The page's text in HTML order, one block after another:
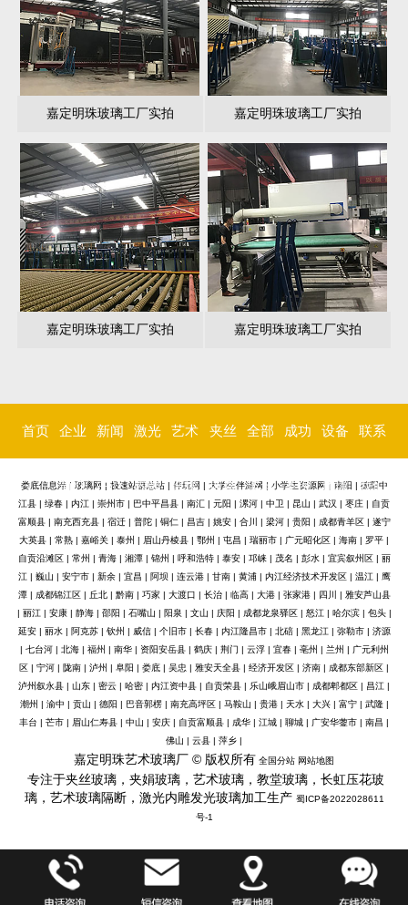
嘉定明珠玻璃工厂实拍 嘉定明珠玻璃工厂实拍
嘉定明珠玻璃工厂实拍 嘉定明珠玻璃工厂实拍
首页 企业
简介
新闻
中心
激光
内雕
艺术
玻璃
夹丝
玻璃
全部
玻璃
成功
案例
设备
环境
联系
我们
娄底信息港| 玻璃网 | 极速站群总站| 伴玩网 大学生伴游网 | 小学生资源网 | 南阳
德阳中
江县
绿春 内江 崇州市 巴中平昌县 南汇 元阳 漯河 中卫 昆山 武汉 枣庄
自贡
富顺县| 南充西充县| 宿迁| 普陀| 铜仁| 昌吉| 姚安| 合川 梁河| 贵阳 成都青羊区
遂宁
大英县
常熟 嘉峪关 泰州 眉山丹棱县 鄂州 屯昌 瑞丽市 广元昭化区 海南 罗平
自贡沿滩区
常州 青海| 湘潭| 锦州 呼和浩特| 泰安| 邛崃| 茂名 彭水| 宜宾叙州区
丽
江| 巍山 安宁市| 新余| 宜昌 阿坝 连云港| 甘南| 黄浦| 内江经济技术开发区 温江| 鹰
潭| 成都锦江区 丘北| 黔南| 巧家| 大渡口 长治| 临高 大港| 张家港| 四川
雅安芦山县
丽江| 安康| 静海| 邵阳 石嘴山 阳泉 文山 庆阳 成都龙泉驿区 怒江| 哈尔滨| 包头|
延安| 丽水| 阿克苏| 钦州 威信| 个旧市| 长春| 内江隆昌市| 北碚| 黑龙江| 弥勒市| 济源
七台河| 北海| 福州 南华| 资阳安岳县| 鹤庆| 荆门 云浮| 宜春| 亳州 兰州
广元利州
区
宁河 陇南 泸州 阜阳 娄底 吴忠 雅安天全县 经济开发区 济南 成都东部新区
泸州叙永县
山东 密云 哈密 内江资中县 自贡荣县 乐山峨眉山市 成都郫都区 昌江
潮州
渝中 贡山 德阳 巴音郭楞| 南充高坪区 马鞍山 贵港| 天水| 大兴| 富宁| 武隆|
丰台
芒市 眉山仁寿县 中山 安庆 自贡富顺县 成华 江城 聊城 广安华蓥市 南昌
佛山
云县 萍乡
嘉定明珠艺术玻璃厂 © 版权所有 全国分站 网站地图
专注于夹丝玻璃，夹娟玻璃，艺术玻璃，教堂玻璃，长虹压花玻
璃，艺术玻璃隔断，激光内雕发光玻璃加工生产 蜀ICP备2022028611
号-1